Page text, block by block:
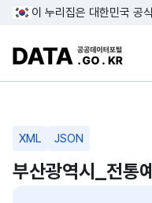
이 누리집은 대한민국 공
DATA.GO.KR
XML JSON
부산광역시_전통